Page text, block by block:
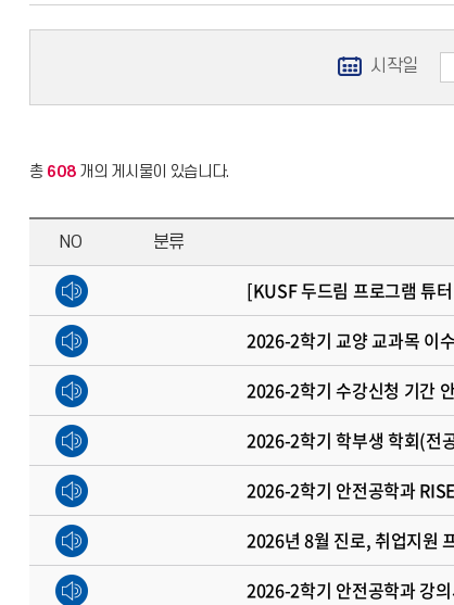
시작일
총 608개의 게시물이 있습니다.
NO 분류
[KUSF 두드림 프로그램 튜
2026-2학기 교양 교과목 이
2026-2학기 수강신청 기간
2026-2학기 학부생 학회(전
2026-2학기 안전공학과
2026년 8월 진로, 취업지원
2026-2학기 안전공학과 강